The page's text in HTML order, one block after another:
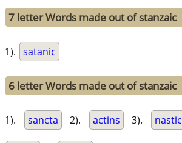
7 letter Words made out of stanzaic
1). satanic
6 letter Words made out of stanzaic
1). sancta 2). actins 3). nastic